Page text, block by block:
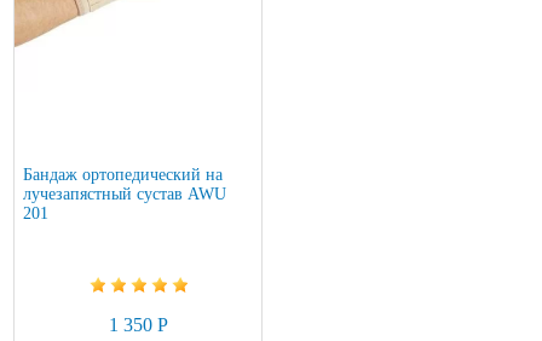
Бандаж ортопедический на
лучезапястный сустав AWU
201
1 350 Р